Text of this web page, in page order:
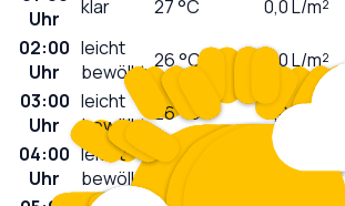
Uhr
klar 27°C 0,0L/m²
02:00
Uhr
leicht
bewölkt 26°C 0,0L/m²
03:00
Uhr
leicht
bewölkt 26°C 0,0L/m²
04:00
Uhr
leicht
bewölkt
26°C 0,0L/m²